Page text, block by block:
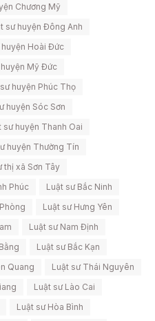
Chương Mỹ
sư huyện Đông Anh
huyện Hoài Đức
Mỹ Đức
huyện Phúc Thọ
huyện Sóc Sơn
sư huyện Thanh Oai
huyện Thường Tín
thị xã Sơn Tây
Phúc
Luật sư Bắc Ninh
Luật sư Hưng Yên
Luật sư Nam Định
Luật sư Bắc Kạn
Quang
Luật sư Thái Nguyên
Luật sư Lào Cai
Luật sư Hòa Bình